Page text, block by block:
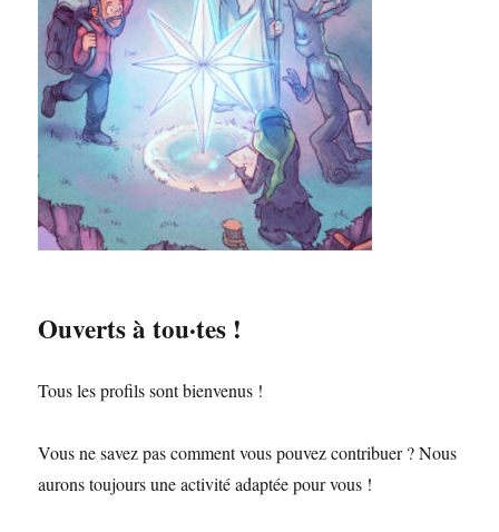
Ouverts à tou·tes !
Tous les profils sont bienvenus !
Vous ne savez pas comment vous pouvez contribuer ? Nous
aurons toujours une activité adaptée pour vous !